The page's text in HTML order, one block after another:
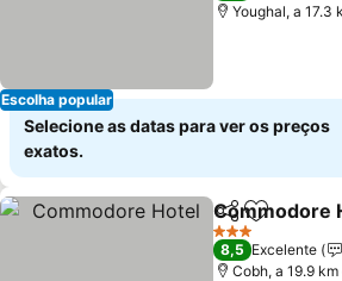
Escolha popular
Youghal, a 17.3
Selecione as datas para ver os preços
exatos.
Partilhar
Commodore
3 Estrelas
8,5 Excelente
Cobh, a 19.9